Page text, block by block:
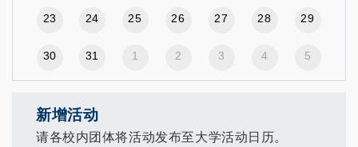
23 24 25 26 27 28 29
30 31 1 2 3 4 5
新增活动
请各校内团体将活动发布至大学活动日历。